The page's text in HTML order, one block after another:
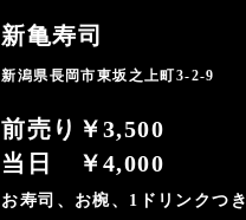
新亀寿司
新潟県長岡市東坂之上町3-2-9
前売り￥3,500
当日 ￥4,000
お寿司、お椀、1ドリンクつき